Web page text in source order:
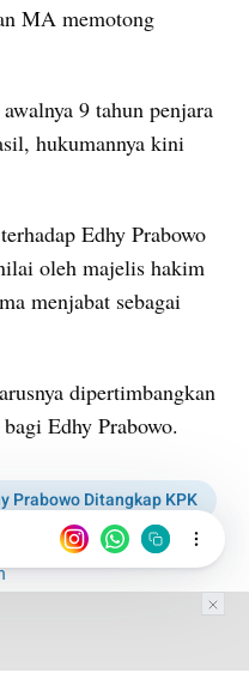
MA memotong
9 tahun penjara
hukumannya kini
Edhy Prabowo
oleh majelis hakim
menjabat sebagai
dipertimbangkan
Edhy Prabowo.
Prabowo Ditangkap KPK